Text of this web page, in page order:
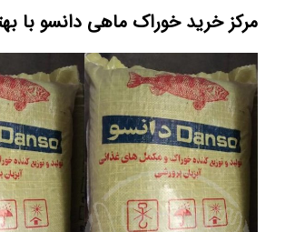
مرکز خرید خوراک ماهی دانسو با